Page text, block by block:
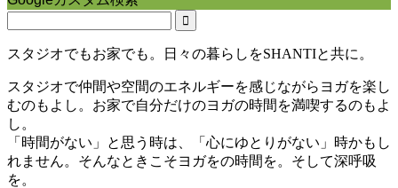
スタジオでもお家でも。日々の暮らしをSHANTIと共に。
スタジオで仲間や空間のエネルギーを感じながらヨガを楽し
むのもよし。お家で自分だけのヨガの時間を満喫するのもよ
し。
「時間がない」と思う時は、「心にゆとりがない」時かもし
れません。そんなときこそヨガをの時間を。そして深呼吸
を。